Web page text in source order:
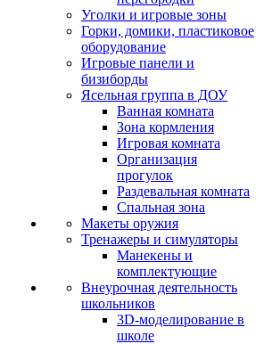
Уголки и игровые зоны
Горки, домики, пластиковое
оборудование
Игровые панели и
бизиборды
Ясельная группа в ДОУ
Ванная комната
Зона кормления
Игровая комната
Организация
прогулок
Раздевальная комната
Спальная зона
Макеты оружия
Тренажеры и симуляторы
Манекены и
комплектующие
Внеурочная деятельность
школьников
3D-моделирование в
школе